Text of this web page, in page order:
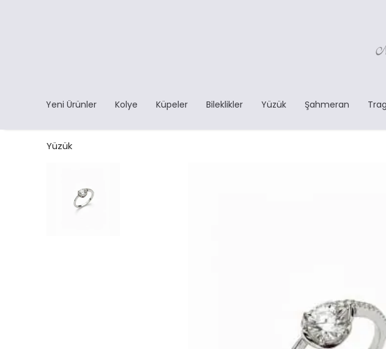
Yeni Ürünler Kolye Küpeler Bileklikler Yüzük Şahmeran
Yüzük